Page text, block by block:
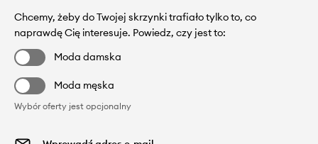
Chcemy, żeby do Twojej skrzynki trafiało tylko to, co
naprawdę Cię interesuje. Powiedz, czy jest to:
Moda damska
Moda męska
Wybór oferty jest opcjonalny